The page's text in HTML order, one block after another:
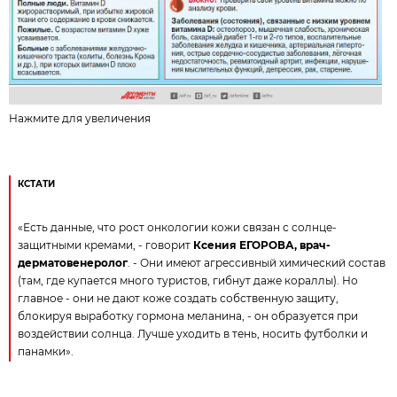
Нажмите для увеличения
КСТАТИ
«Есть данные, что рост онкологии кожи связан с солнце­
защитными кремами, - говорит Ксения ЕГОРОВА, врач-
дерматовенеролог. - Они имеют агрессивный химический состав
(там, где купается много туристов, гибнут даже кораллы). Но
главное - они не дают коже создать собственную защиту,
блокируя выработку гормона меланина, - он образуется при
воздействии солнца. Лучше уходить в тень, носить футболки и
панамки».